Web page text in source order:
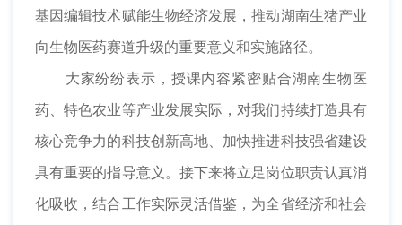
基因编辑技术赋能生物经济发展，推动湖南生猪产业
向生物医药赛道升级的重要意义和实施路径。
大家纷纷表示，授课内容紧密贴合湖南生物医
药、特色农业等产业发展实际，对我们持续打造具有
核心竞争力的科技创新高地、加快推进科技强省建设
具有重要的指导意义。接下来将立足岗位职责认真消
化吸收，结合工作实际灵活借鉴，为全省经济和社会